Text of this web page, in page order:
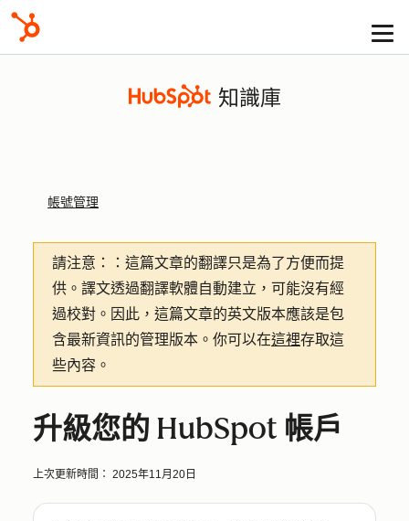
知識庫
帳號管理
請注意：
：這篇文章的翻譯只是為了方便而提
供。譯文透過翻譯軟體自動建立，可能沒有經
過校對。因此，這篇文章的英文版本應該是包
含最新資訊的管理版本。你可以在這裡存取這
些內容。
升級您的 HubSpot 帳戶
上次更新時間： 2025年11月20日